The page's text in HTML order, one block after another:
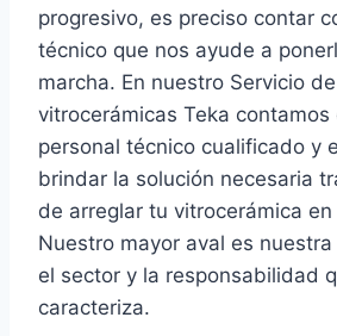
progresivo, es preciso contar
técnico que nos ayude a
marcha. En nuestro Servicio
vitrocerámicas Teka contamos
personal técnico cualificado y
brindar la solución necesaria
de arreglar tu vitrocerámica en
Nuestro mayor aval es
el sector y la responsabilidad
caracteriza.